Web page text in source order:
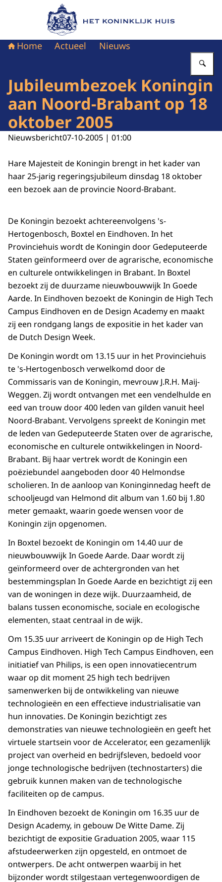
Naar de homepage van Het Koninklijk Huis
Home Actueel Nieuws
Jubileumbezoek Koningin
aan Noord-Brabant op 18
oktober 2005
Nieuwsbericht07-10-2005 | 01:00
Hare Majesteit de Koningin brengt in het kader van
haar 25-jarig regeringsjubileum dinsdag 18 oktober
een bezoek aan de provincie Noord-Brabant.
De Koningin bezoekt achtereenvolgens 's-
Hertogenbosch, Boxtel en Eindhoven. In het
Provinciehuis wordt de Koningin door Gedeputeerde
Staten geïnformeerd over de agrarische, economische
en culturele ontwikkelingen in Brabant. In Boxtel
bezoekt zij de duurzame nieuwbouwwijk In Goede
Aarde. In Eindhoven bezoekt de Koningin de High Tech
Campus Eindhoven en de Design Academy en maakt
zij een rondgang langs de expositie in het kader van
de Dutch Design Week.
De Koningin wordt om 13.15 uur in het Provinciehuis
te 's-Hertogenbosch verwelkomd door de
Commissaris van de Koningin, mevrouw J.R.H. Maij-
Weggen. Zij wordt ontvangen met een vendelhulde en
eed van trouw door 400 leden van gilden vanuit heel
Noord-Brabant. Vervolgens spreekt de Koningin met
de leden van Gedeputeerde Staten over de agrarische,
economische en culturele ontwikkelingen in Noord-
Brabant. Bij haar vertrek wordt de Koningin een
poëziebundel aangeboden door 40 Helmondse
scholieren. In de aanloop van Koninginnedag heeft de
schooljeugd van Helmond dit album van 1.60 bij 1.80
meter gemaakt, waarin goede wensen voor de
Koningin zijn opgenomen.
In Boxtel bezoekt de Koningin om 14.40 uur de
nieuwbouwwijk In Goede Aarde. Daar wordt zij
geïnformeerd over de achtergronden van het
bestemmingsplan In Goede Aarde en bezichtigt zij een
van de woningen in deze wijk. Duurzaamheid, de
balans tussen economische, sociale en ecologische
elementen, staat centraal in de wijk.
Om 15.35 uur arriveert de Koningin op de High Tech
Campus Eindhoven. High Tech Campus Eindhoven, een
initiatief van Philips, is een open innovatie­centrum
waar op dit moment 25 high tech bedrijven
samenwerken bij de ontwikkeling van nieuwe
technologieën en een effectieve industrialisatie van
hun innovaties. De Koningin bezichtigt zes
demonstraties van nieuwe technologieën en geeft het
virtuele startsein voor de Accelerator, een gezamenlijk
project van overheid en bedrijfsleven, bedoeld voor
jonge technologische bedrijven (technostarters) die
gebruik kunnen maken van de technologische
faciliteiten op de campus.
In Eindhoven bezoekt de Koningin om 16.35 uur de
Design Academy, in gebouw De Witte Dame. Zij
bezichtigt de expositie Graduation 2005, waar 115
afstudeerwerken zijn opgesteld, en ontmoet de
ontwerpers. De acht ontwerpen waarbij in het
bijzonder wordt stilgestaan vertegenwoordigen de